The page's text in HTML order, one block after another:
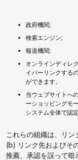
政府機関;
検索エンジン;
報道機関;
オンラインディレ
イパーリンクする
ができます。
当ウェブサイトへ
ーショッピングモ
システム全体で認
これらの組織は、リン
(b) リンク先およびそ
推薦、承認を誤って暗